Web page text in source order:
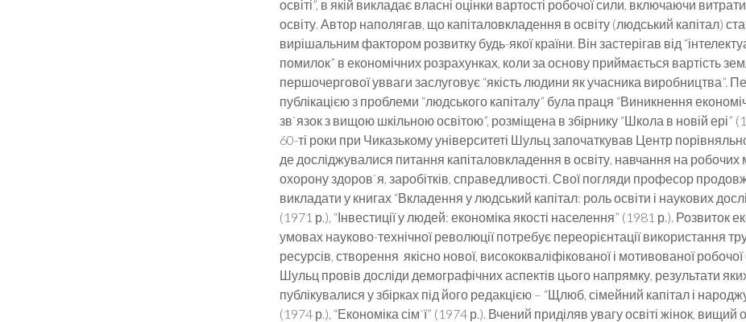
освіті”, в якій викладає власні оцінки вартості робочої сили, включаючи
освіту. Автор наполягав, що капіталовкладення в освіту (людський капітал)
вирішальним фактором розвитку будь-якої країни. Він застерігав від
помилок” в економічних розрахунках, коли за основу приймається вартість
першочергової увваги заслуговує “якість людини як учасника виробництва”.
публікацією з проблеми “людського капіталу” була праця “Виникнення
зв`язок з вищою шкільною освітою”, розміщена в збірнику “Школа в новій ері”
60-ті роки при Чиказькому університеті Шульц започаткував Центр
де досліджувалися питання капіталовкладення в освіту, навчання на робочих
охорону здоров`я, заробітків, справедливості. Свої погляди професор
викладати у книгах “Вкладення у людський капітал: роль освіти і наукових
(1971 р.), “Інвестиції у людей: економіка якості населення” (1981 р.). Розвиток
умовах науково-технічної революції потребує переорієнтації використання
ресурсів, створення якісно нової, висококваліфікованої і мотивованої робочої
Шульц провів досліди демографічних аспектів цього напрямку, результати
публікувалися у збірках під його редакцією – “Щлюб, сімейний капітал і
(1974 р.), “Економіка сім`ї” (1974 р.). Вчений приділяв увагу освіті жінок, вищий